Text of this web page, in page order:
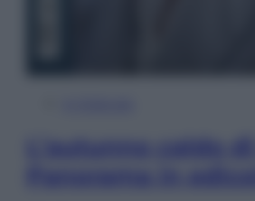
L’autunno caldo di